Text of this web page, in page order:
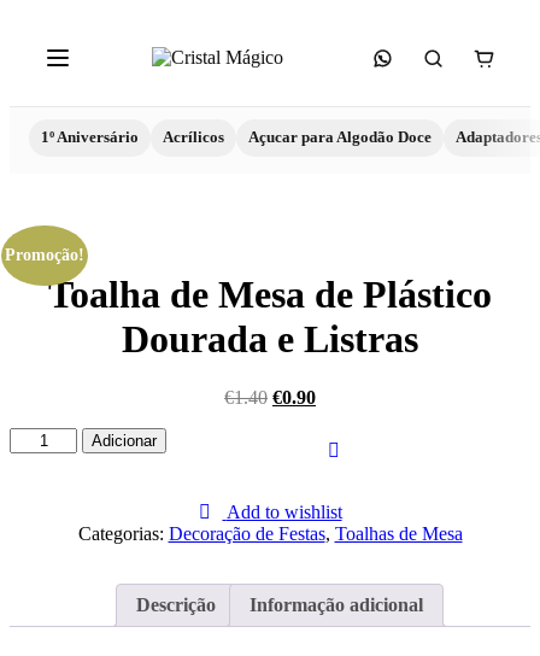
1º Aniversário Acrílicos Açucar para Algodão Doce
Promoção!
Toalha de Mesa de Plástico
Dourada e Listras
€1.40 €0.90
Quantidade
de
Listras
Adicionar
Add to wishlist
Categorias: Decoração de Festas, Toalhas de Mesa
Descrição Informação adicional